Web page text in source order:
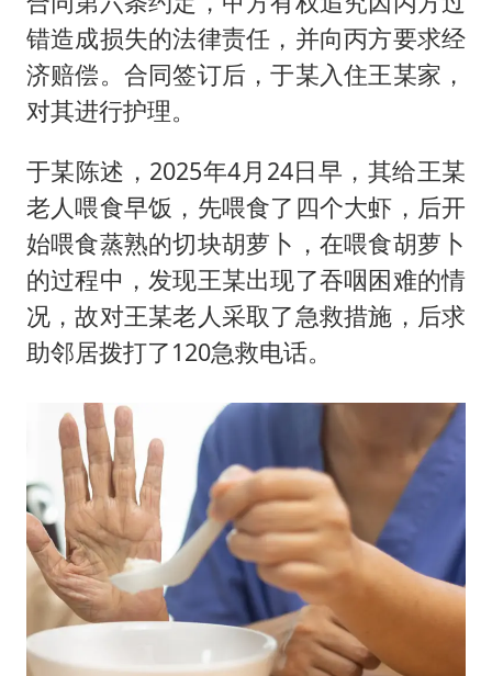
错造成损失的法律责任，并向丙方要求经
济赔偿。合同签订后，于某入住王某家，
对其进行护理。
于某陈述，2025年4月24日早，其给王某
老人喂食早饭，先喂食了四个大虾，后开
始喂食蒸熟的切块胡萝卜，在喂食胡萝卜
的过程中，发现王某出现了吞咽困难的情
况，故对王某老人采取了急救措施，后求
助邻居拨打了120急救电话。